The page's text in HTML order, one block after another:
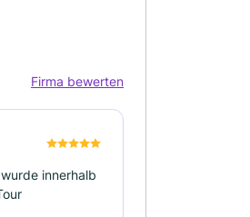
Firma bewerten
innerhalb